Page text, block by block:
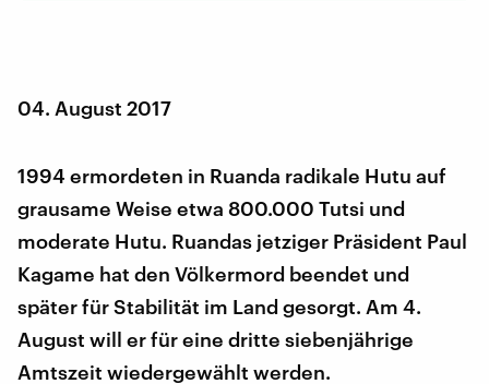
04. August 2017
1994 ermordeten in Ruanda radikale Hutu auf
grausame Weise etwa 800.000 Tutsi und
moderate Hutu. Ruandas jetziger Präsident Paul
Kagame hat den Völkermord beendet und
später für Stabilität im Land gesorgt. Am 4.
August will er für eine dritte siebenjährige
Amtszeit wiedergewählt werden.